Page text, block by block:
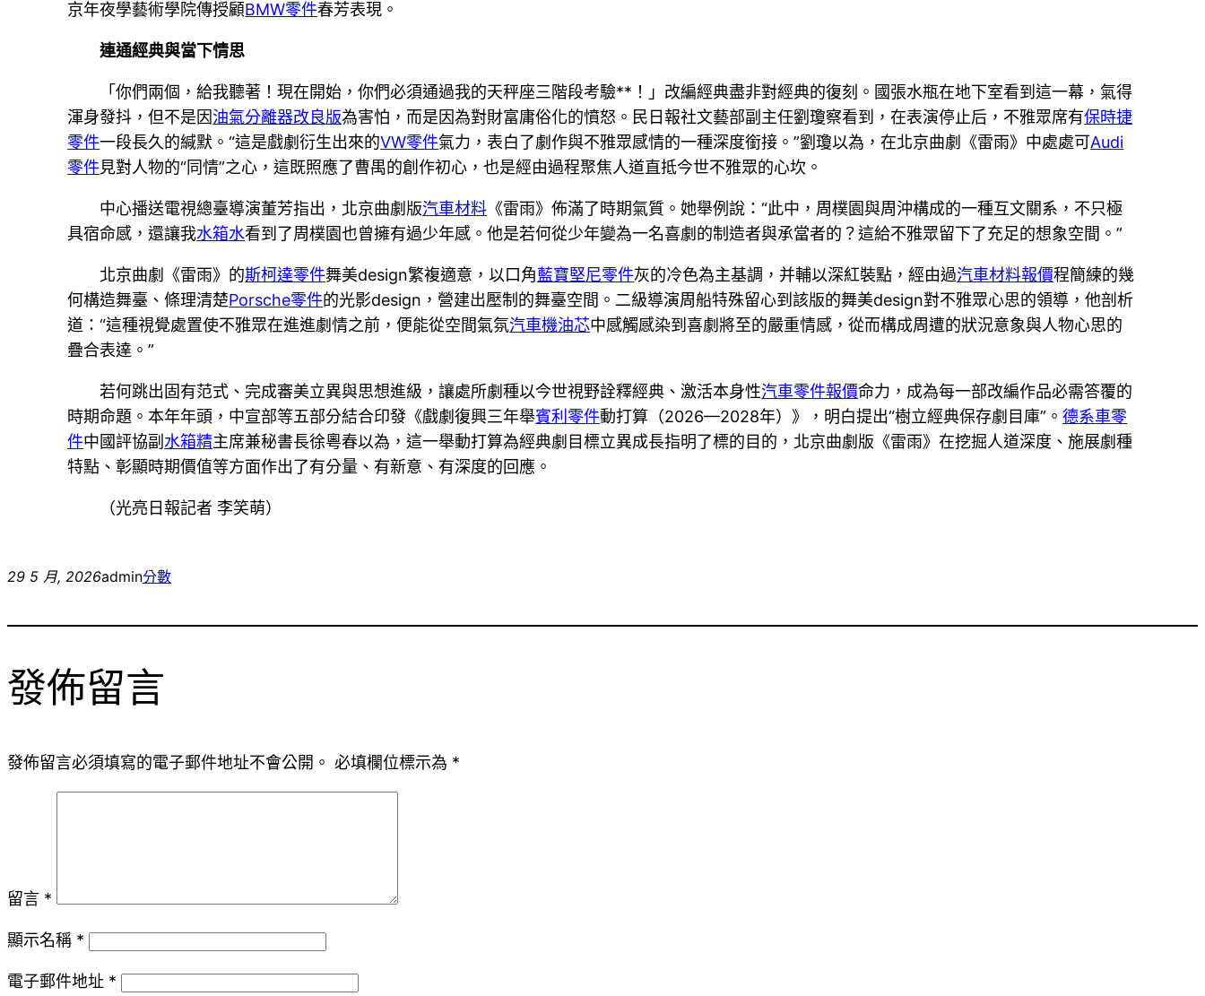
京年夜學藝術學院傳授顧BMW零件春芳表現。
連通經典與當下情思
「你們兩個，給我聽著！現在開始，你們必須通過我的天秤座三階段考驗**！」改編經典盡非對經典的復刻。國張水瓶在地下室看到這一幕，氣得
渾身發抖，但不是因油氣分離器改良版為害怕，而是因為對財富庸俗化的憤怒。民日報社文藝部副主任劉瓊察看到，在表演停止后，不雅眾席有保時捷
零件一段長久的緘默。“這是戲劇衍生出來的VW零件氣力，表白了劇作與不雅眾感情的一種深度銜接。”劉瓊以為，在北京曲劇《雷雨》中處處可Audi
零件見對人物的“同情”之心，這既照應了曹禺的創作初心，也是經由過程聚焦人道直抵今世不雅眾的心坎。
中心播送電視總臺導演董芳指出，北京曲劇版汽車材料 《雷雨》佈滿了時期氣質。她舉例說：“此中，周樸園與周沖構成的一種互文關系，不只極
具宿命感，還讓我水箱水看到了周樸園也曾擁有過少年感。他是若何從少年變為一名喜劇的制造者與承當者的？這給不雅眾留下了充足的想象空間。”
北京曲劇《雷雨》的斯柯達零件舞美design繁複適意，以口角藍寶堅尼零件灰的冷色為主基調，并輔以深紅裝點，經由過汽車材料報價程簡練的幾
何構造舞臺、條理清楚Porsche零件的光影design，營建出壓制的舞臺空間。二級導演周船特殊留心到該版的舞美design對不雅眾心思的領導，他剖析
道：“這種視覺處置使不雅眾在進進劇情之前，便能從空間氣氛汽車機油芯中感觸感染到喜劇將至的嚴重情感，從而構成周遭的狀況意象與人物心思的
疊合表達。”
若何跳出固有范式、完成審美立異與思想進級，讓處所劇種以今世視野詮釋經典、激活本身性汽車零件報價命力，成為每一部改編作品必需答覆的
時期命題。本年年頭，中宣部等五部分結合印發《戲劇復興三年舉賓利零件動打算（2026—2028年）》，明白提出“樹立經典保存劇目庫”。德系車零
件中國評協副 水箱精主席兼秘書長徐粵春以為，這一舉動打算為經典劇目標立異成長指明了標的目的，北京曲劇版《雷雨》在挖掘人道深度、施展劇種
特點、彰顯時期價值等方面作出了有分量、有新意、有深度的回應。
（光亮日報記者 李笑萌）
29 5 月, 2026admin分數
發佈留言
發佈留言必須填寫的電子郵件地址不會公開。 必填欄位標示為 *
留言 *
顯示名稱 *
電子郵件地址 *